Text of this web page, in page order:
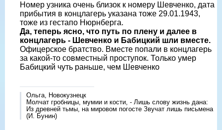
Номер узника очень близок к номеру Шевченко, дата
прибытия в концлагерь указана тоже 29.01.1943,
тоже из гестапо Нюрнберга.
Да, теперь ясно, что путь по плену и далее в
концлагерь - Шевченко и Бабицкий шли вместе.
Офицерское братство. Вместе попали в концлагерь
за какой-то совместный проступок. Только умер
Бабицкий чуть раньше, чем Шевченко
Ольга, Новокузнецк
Молчат гробницы, мумии и кости, - Лишь слову жизнь дана:
Из древней тьмы, на мировом погосте Звучат лишь письмена
(И. Бунин)